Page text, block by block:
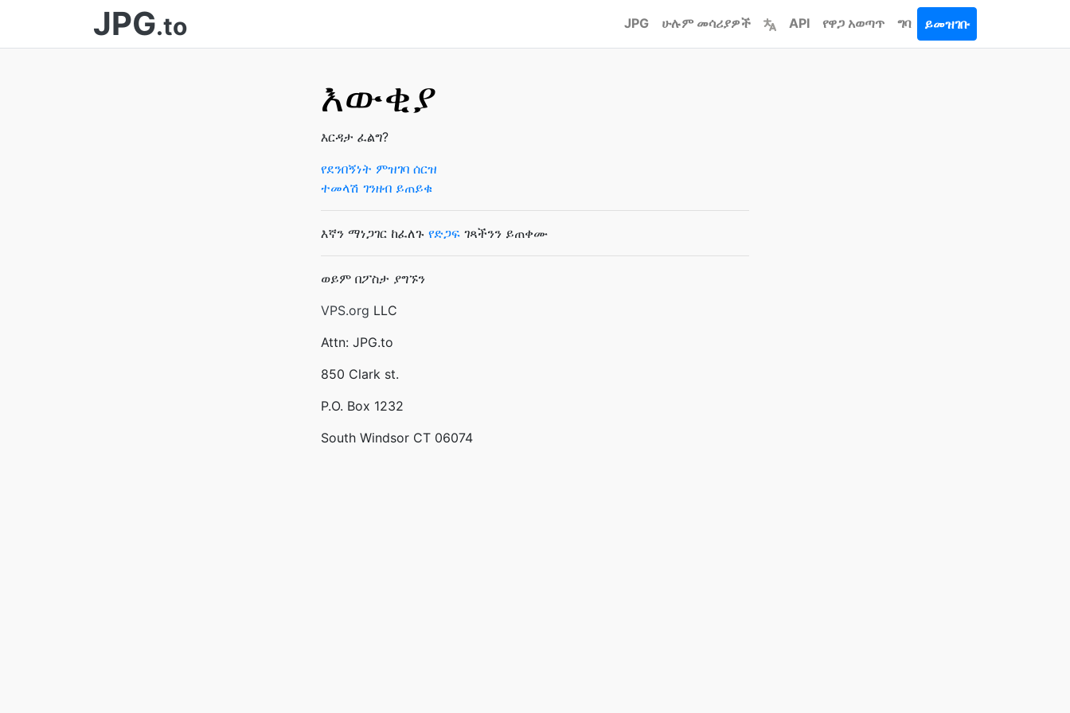
JPG.to JPG ሁሉም መሳሪያዎች API የዋጋ አወጣጥ ግባ ይመዝገቡ
እውቂያ
እርዳታ ፈልግ?
የደንበኝነት ምዝገባ ሰርዝ
ተመላሽ ገንዘብ ይጠይቁ
እኛን ማነጋገር ከፈለጉ የድጋፍ ገጻችንን ይጠቀሙ
ወይም በፖስታ ያግኙን
VPS.org LLC
Attn: JPG.to
850 Clark st.
P.O. Box 1232
South Windsor CT 06074